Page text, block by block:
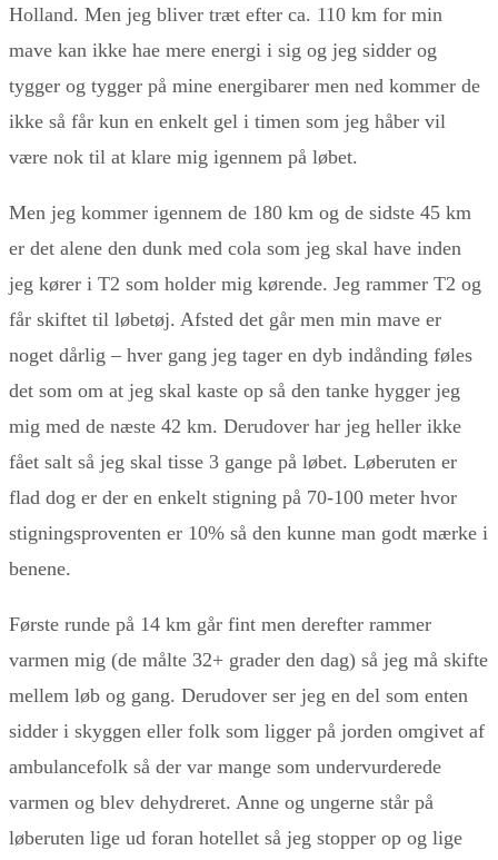
Holland. Men jeg bliver træt efter ca. 110 km for min
mave kan ikke hae mere energi i sig og jeg sidder og
tygger og tygger på mine energibarer men ned kommer de
ikke så får kun en enkelt gel i timen som jeg håber vil
være nok til at klare mig igennem på løbet.
Men jeg kommer igennem de 180 km og de sidste 45 km
er det alene den dunk med cola som jeg skal have inden
jeg kører i T2 som holder mig kørende. Jeg rammer T2 og
får skiftet til løbetøj. Afsted det går men min mave er
noget dårlig – hver gang jeg tager en dyb indånding føles
det som om at jeg skal kaste op så den tanke hygger jeg
mig med de næste 42 km. Derudover har jeg heller ikke
fået salt så jeg skal tisse 3 gange på løbet. Løberuten er
flad dog er der en enkelt stigning på 70-100 meter hvor
stigningsproventen er 10% så den kunne man godt mærke i
benene.
Første runde på 14 km går fint men derefter rammer
varmen mig (de målte 32+ grader den dag) så jeg må skifte
mellem løb og gang. Derudover ser jeg en del som enten
sidder i skyggen eller folk som ligger på jorden omgivet af
ambulancefolk så der var mange som undervurderede
varmen og blev dehydreret. Anne og ungerne står på
løberuten lige ud foran hotellet så jeg stopper op og lige